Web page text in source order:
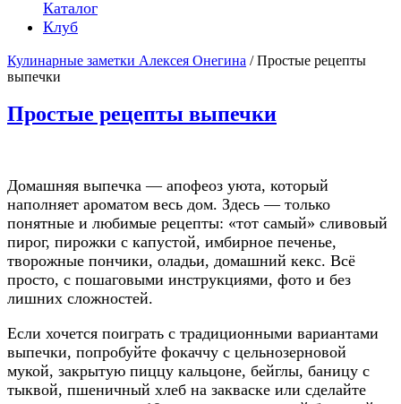
Каталог
Клуб
Кулинарные заметки Алексея Онегина / Простые рецепты
выпечки
Простые рецепты выпечки
Домашняя выпечка — апофеоз уюта, который
наполняет ароматом весь дом. Здесь — только
понятные и любимые рецепты: «тот самый» сливовый
пирог, пирожки с капустой, имбирное печенье,
творожные пончики, оладьи, домашний кекс. Всё
просто, с пошаговыми инструкциями, фото и без
лишних сложностей.
Если хочется поиграть с традиционными вариантами
выпечки, попробуйте фокаччу с цельнозерновой
мукой, закрытую пиццу кальцоне, бейглы, баницу с
тыквой, пшеничный хлеб на закваске или сделайте